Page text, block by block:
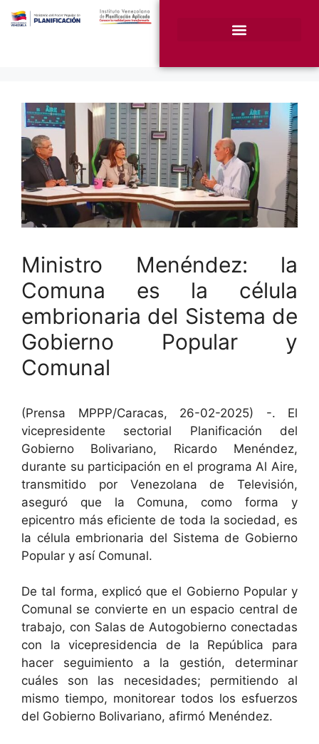
Ministro Menéndez: la
Comuna es la célula
embrionaria del Sistema de
Gobierno Popular y
Comunal
(Prensa MPPP/Caracas, 26-02-2025) -. El
vicepresidente sectorial Planificación del
Gobierno Bolivariano, Ricardo Menéndez,
durante su participación en el programa Al Aire,
transmitido por Venezolana de Televisión,
aseguró que la Comuna, como forma y
epicentro más eficiente de toda la sociedad, es
la célula embrionaria del Sistema de Gobierno
Popular y así Comunal.
De tal forma, explicó que el Gobierno Popular y
Comunal se convierte en un espacio central de
trabajo, con Salas de Autogobierno conectadas
con la vicepresidencia de la República para
hacer seguimiento a la gestión, determinar
cuáles son las necesidades; permitiendo al
mismo tiempo, monitorear todos los esfuerzos
del Gobierno Bolivariano, afirmó Menéndez.